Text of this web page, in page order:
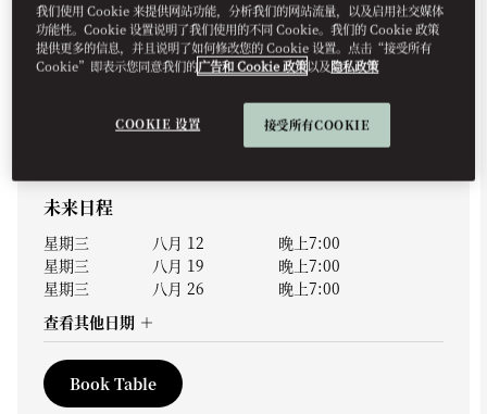
MIDWEEK MELODIES AT THE
BAR
Live piano and soulful vocals fill our intimate
speakeasy each Wednesday, settin...
未来日程
星期三 八月 12
晚上7:00
星期三
八月 19
晚上7:00
星期三
八月 26
晚上7:00
查看其他日期
Book Table
我们使用 Cookie 来提供网站功能，分析我们的网站流量，以及启用社交媒体
功能性。Cookie 设置说明了我们使用的不同 Cookie。我们的 Cookie 政策
提供更多的信息，并且说明了如何修改您的 Cookie 设置。点击“接受所有
Cookie”即表示您同意我们的广告和 Cookie 政策以及隐私政策
COOKIE 设置 接受所有COOKIE